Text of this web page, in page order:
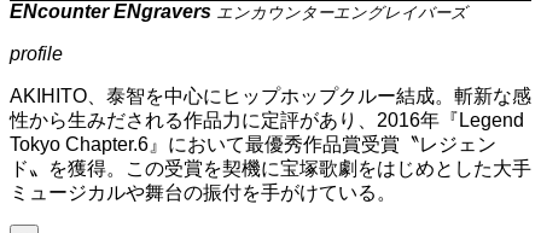
ENcounter ENgravers エンカウンターエングレイバーズ
profile
AKIHITO、泰智を中心にヒップホップクルー結成。斬新な感
性から生みだされる作品力に定評があり、2016年『Legend
Tokyo Chapter.6』において最優秀作品賞受賞〝レジェン
ド〟を獲得。この受賞を契機に宝塚歌劇をはじめとした大手
ミュージカルや舞台の振付を手がけている。